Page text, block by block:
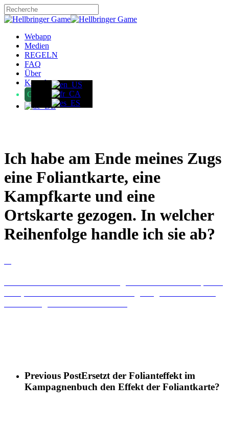
Skip
to
content
Close
Menu
Webapp
Medien
REGELN
FAQ
Über
Kontakt
GameFound
Ich habe am Ende meines Zugs
eine Foliantkarte, eine
Kampfkarte und eine
Ortskarte gezogen. In welcher
Reihenfolge handle ich sie ab?
Previous PostErsetzt der Folianteffekt im
Kampagnenbuch den Effekt der Foliantkarte?